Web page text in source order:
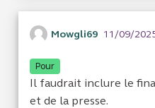
Mowgli69 11/09/
Pour
Il faudrait inclure le
et de la presse.